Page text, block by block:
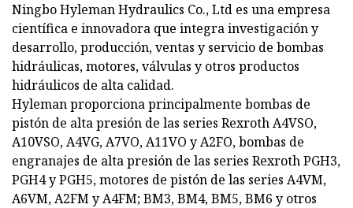
Ningbo Hyleman Hydraulics Co., Ltd es una empresa
científica e innovadora que integra investigación y
desarrollo, producción, ventas y servicio de bombas
hidráulicas, motores, válvulas y otros productos
hidráulicos de alta calidad.
Hyleman proporciona principalmente bombas de
pistón de alta presión de las series Rexroth A4VSO,
A10VSO, A4VG, A7VO, A11VO y A2FO, bombas de
engranajes de alta presión de las series Rexroth PGH3,
PGH4 y PGH5, motores de pistón de las series A4VM,
A6VM, A2FM y A4FM; BM3, BM4, BM5, BM6 y otros